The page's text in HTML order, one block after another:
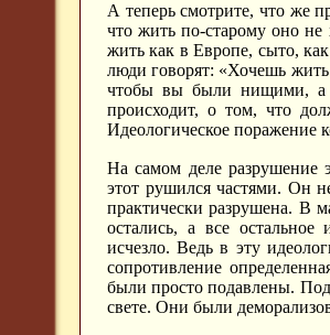
А теперь смотрите, что же
что жить по-старому оно
жить как в Европе, сыто,
люди говорят: «Хочешь
чтобы вы были нищими, а
происходит, о том, что
Идеологическое поражение
На самом деле разрушение
этот рушился частями. Он
практически разрушена. В
остались, а все
исчезло. Ведь в эту
сопротивление
были просто подавлены.
свете. Они были